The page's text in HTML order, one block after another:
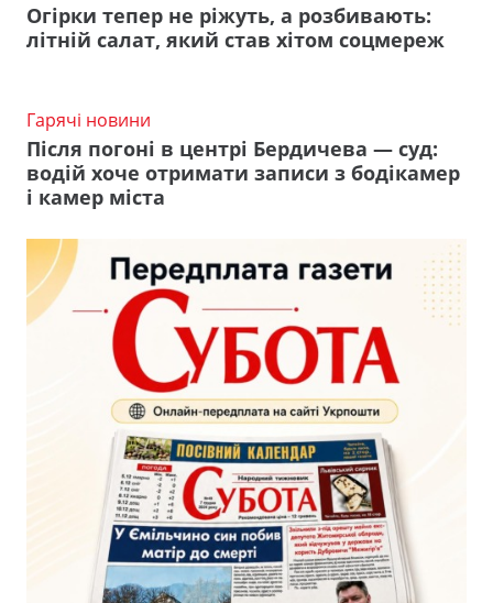
Огірки тепер не ріжуть, а розбивають:
літній салат, який став хітом соцмереж
Гарячі новини
Після погоні в центрі Бердичева — суд:
водій хоче отримати записи з бодікамер
і камер міста